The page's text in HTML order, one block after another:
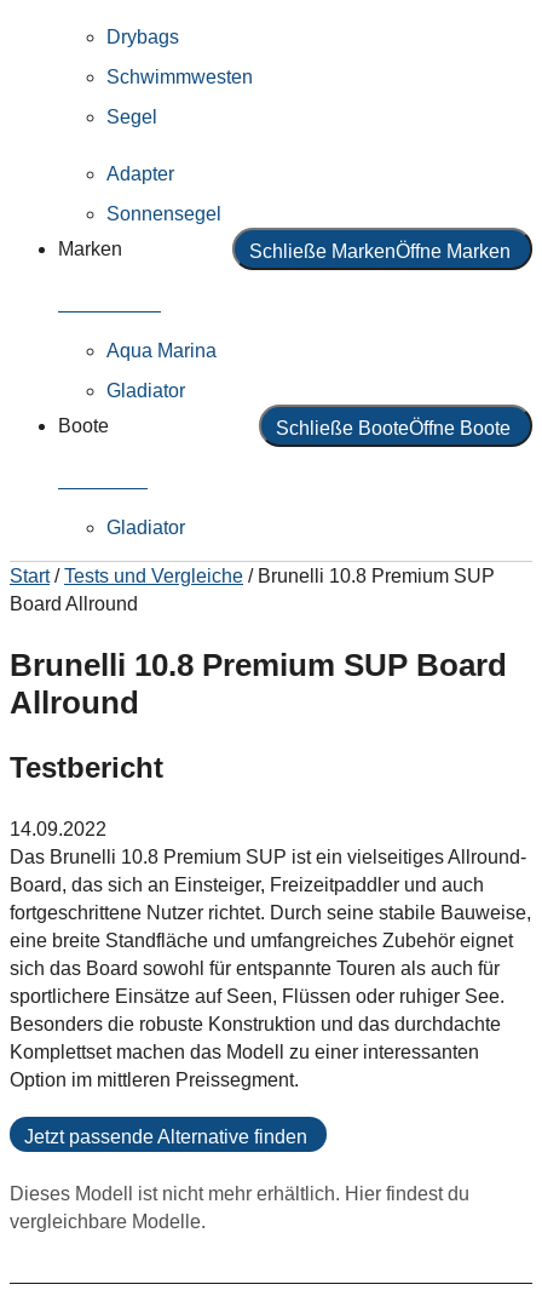
Drybags
Schwimmwesten
Segel
Adapter
Sonnensegel
Marken
Schließe MarkenÖffne Marken
Aqua Marina
Gladiator
Boote
Schließe BooteÖffne Boote
Gladiator
Start/Tests und Vergleiche / Brunelli 10.8 Premium SUP
Board Allround
Brunelli 10.8 Premium SUP Board
Allround
Testbericht
14.09.2022
Das Brunelli 10.8 Premium SUP ist ein vielseitiges Allround-
Board, das sich an Einsteiger, Freizeitpaddler und auch
fortgeschrittene Nutzer richtet. Durch seine stabile Bauweise,
eine breite Standfläche und umfangreiches Zubehör eignet
sich das Board sowohl für entspannte Touren als auch für
sportlichere Einsätze auf Seen, Flüssen oder ruhiger See.
Besonders die robuste Konstruktion und das durchdachte
Komplettset machen das Modell zu einer interessanten
Option im mittleren Preissegment.
Jetzt passende Alternative finden
Dieses Modell ist nicht mehr erhältlich. Hier findest du
vergleichbare Modelle.